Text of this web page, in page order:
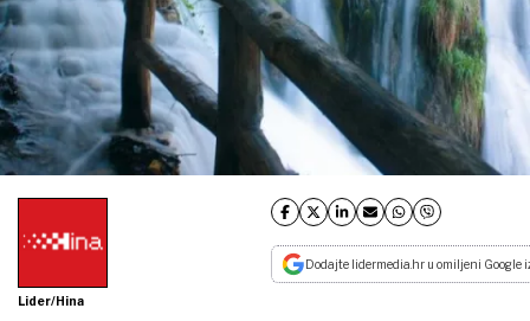
Lider/Hina
Dodajte lidermedia.hr u omiljeni Google